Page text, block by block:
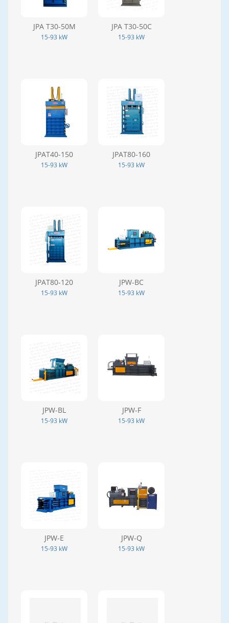
JPA T30-50M
15-93 kW
JPA T30-50C
15-93 kW
JPAT40-150
15-93 kW
JPAT80-160
15-93 kW
JPAT80-120
15-93 kW
JPW-BC
15-93 kW
JPW-BL
15-93 kW
JPW-F
15-93 kW
JPW-E
15-93 kW
JPW-Q
15-93 kW